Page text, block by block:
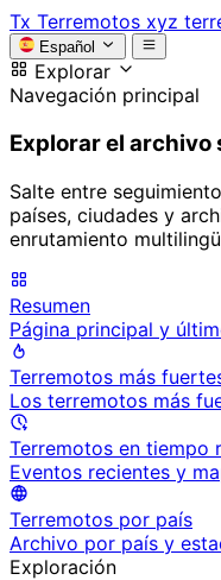
Tx Terremotos xyz
Español
Explorar
Navegación principal
Explorar el archivo
Salte entre
países, ciudades y
enrutamiento
Resumen
Página principal y
Terremotos más
Los terremotos más
Terremotos en tiempo
Eventos recientes y
Terremotos por país
Archivo por país y
Exploración